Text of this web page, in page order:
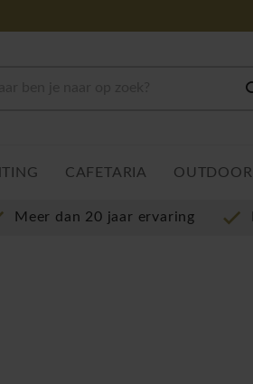
CAFETARIA OUTDOOR
Meer dan 20 jaar ervaring